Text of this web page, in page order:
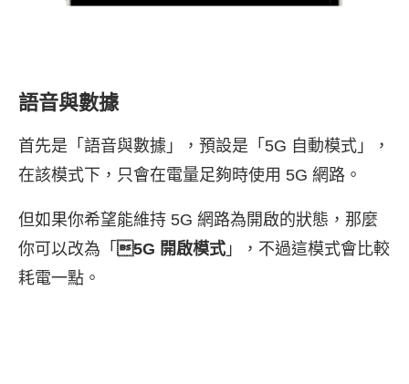
語音與數據
首先是「語音與數據」，預設是「5G 自動模式」，
在該模式下，只會在電量足夠時使用 5G 網路。
但如果你希望能維持 5G 網路為開啟的狀態，那麼
你可以改為「 5G 開啟模式 」，不過這模式會比較
耗電一點。